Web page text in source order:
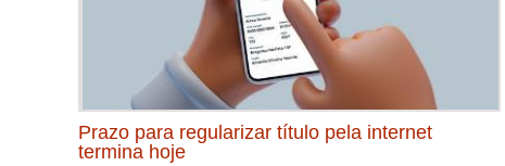
Prazo para regularizar título pela internet
termina hoje